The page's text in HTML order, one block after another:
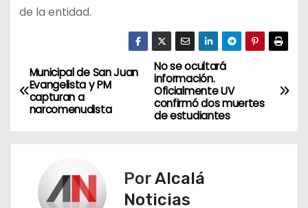
de la entidad.
N
a
No se ocultará
información.
Oficialmente UV
confirmó dos muertes
de estudiantes
Municipal de San Juan
Evangelista y PM
capturan a
narcomenudista
PorAlcalá
Noticias